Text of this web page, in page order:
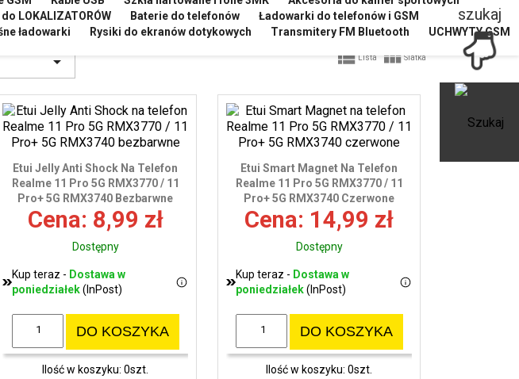
LOKALIZATORÓW Baterie do telefonów
Ładowarki do telefonów i GSM
ładowarki Rysiki do ekranów dotykowych Transmitery FM Bluetooth
UCHWYTY GSM
5G RMX3740
  Lista  Siatka
Etui Jelly Anti Shock Na Telefon
Realme 11 Pro 5G RMX3770 / 11
Pro+ 5G RMX3740 Bezbarwne
Cena: 8,99 zł
Dostępny
Kup teraz - Dostawa w
poniedziałek(InPost)
DO KOSZYKA
Ilość w koszyku: 0szt.
Etui Smart Magnet Na Telefon
Realme 11 Pro 5G RMX3770 / 11
Pro+ 5G RMX3740 Czerwone
Cena: 14,99 zł
Dostępny
Kup teraz - Dostawa w
poniedziałek(InPost)
DO KOSZYKA
Ilość w koszyku: 0szt.
szukaj